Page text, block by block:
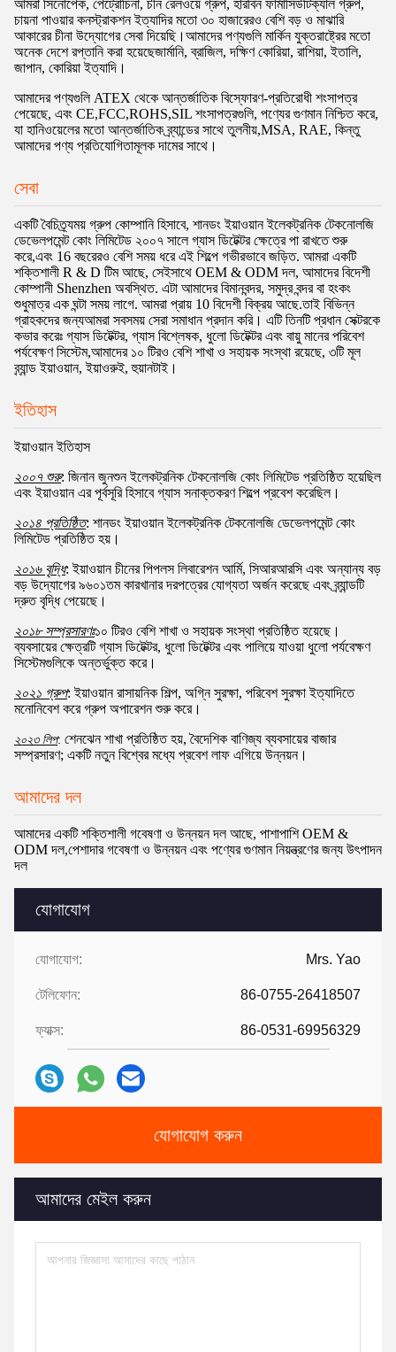
যোগাযোগ
যোগাযোগ: Mrs. Yao
টেলিফোন: 86-0755-26418507
ফ্যাক্স: 86-0531-69956329
যোগাযোগ করুন
আমাদের মেইল ​​করুন
আমরা সিনোপেক, পেট্রোচিনা, চীন রেলওয়ে গ্রুপ, হারবিন ফার্মাসিউটিক্যাল গ্রুপ,
চায়না পাওয়ার কনস্ট্রাকশন ইত্যাদির মতো ৩০ হাজারেরও বেশি বড় ও মাঝারি
আকারের চীনা উদ্যোগের সেবা দিয়েছি।আমাদের পণ্যগুলি মার্কিন যুক্তরাষ্ট্রের মতো
অনেক দেশে রপ্তানি করা হয়েছেজার্মানি, ব্রাজিল, দক্ষিণ কোরিয়া, রাশিয়া, ইতালি,
জাপান, কোরিয়া ইত্যাদি।
আমাদের পণ্যগুলি ATEX থেকে আন্তর্জাতিক বিস্ফোরণ-প্রতিরোধী শংসাপত্র
পেয়েছে, এবং CE,FCC,ROHS,SIL শংসাপত্রগুলি, পণ্যের গুণমান নিশ্চিত করে,
যা হানিওয়েলের মতো আন্তর্জাতিক ব্র্যান্ডের সাথে তুলনীয়,MSA, RAE, কিন্তু
আমাদের পণ্য প্রতিযোগিতামূলক দামের সাথে।
সেবা
একটি বৈচিত্র্যময় গ্রুপ কোম্পানি হিসাবে, শানডং ইয়াওয়ান ইলেকট্রনিক টেকনোলজি
ডেভেলপমেন্ট কোং লিমিটেড ২০০৭ সালে গ্যাস ডিটেক্টর ক্ষেত্রে পা রাখতে শুরু
করে,এবং 16 বছরেরও বেশি সময় ধরে এই শিল্পে গভীরভাবে জড়িত. আমরা একটি
শক্তিশালী R & D টিম আছে, সেইসাথে OEM & ODM দল, আমাদের বিদেশী
কোম্পানী Shenzhen অবস্থিত. এটা আমাদের বিমানবন্দর, সমুদ্র বন্দর বা হংকং
শুধুমাত্র এক ঘন্টা সময় লাগে. আমরা প্রায় 10 বিদেশী বিক্রয় আছে.তাই বিভিন্ন
গ্রাহকদের জন্যআমরা সবসময় সেরা সমাধান প্রদান করি। এটি তিনটি প্রধান সেক্টরকে
কভার করেঃ গ্যাস ডিটেক্টর, গ্যাস বিশ্লেষক, ধুলো ডিটেক্টর এবং বায়ু মানের পরিবেশ
পর্যবেক্ষণ সিস্টেম,আমাদের ১০ টিরও বেশি শাখা ও সহায়ক সংস্থা রয়েছে, ৩টি মূল
ব্র্যান্ড ইয়াওয়ান, ইয়াওরুই, হুয়ানটাই।
ইতিহাস
ইয়াওয়ান ইতিহাস
২০০৭ শুরু: জিনান জুনশুন ইলেকট্রনিক টেকনোলজি কোং লিমিটেড প্রতিষ্ঠিত হয়েছিল
এবং ইয়াওয়ান এর পূর্বসূরি হিসাবে গ্যাস সনাক্তকরণ শিল্পে প্রবেশ করেছিল।
২০১৪ প্রতিষ্ঠিত: শানডং ইয়াওয়ান ইলেকট্রনিক টেকনোলজি ডেভেলপমেন্ট কোং
লিমিটেড প্রতিষ্ঠিত হয়।
২০১৬ বৃদ্ধি: ইয়াওয়ান চীনের পিপলস লিবারেশন আর্মি, সিআরআরসি এবং অন্যান্য বড়
বড় উদ্যোগের ৯৬০১তম কারখানার দরপত্রের যোগ্যতা অর্জন করেছে এবং ব্র্যান্ডটি
দ্রুত বৃদ্ধি পেয়েছে।
২০১৮ সম্প্রসারণঃ১০ টিরও বেশি শাখা ও সহায়ক সংস্থা প্রতিষ্ঠিত হয়েছে।
ব্যবসায়ের ক্ষেত্রটি গ্যাস ডিটেক্টর, ধুলো ডিটেক্টর এবং পালিয়ে যাওয়া ধুলো পর্যবেক্ষণ
সিস্টেমগুলিকে অন্তর্ভুক্ত করে।
২০২১ গ্রুপ: ইয়াওয়ান রাসায়নিক শিল্প, অগ্নি সুরক্ষা, পরিবেশ সুরক্ষা ইত্যাদিতে
মনোনিবেশ করে গ্রুপ অপারেশন শুরু করে।
২০২৩ লিপ: শেনঝেন শাখা প্রতিষ্ঠিত হয়, বৈদেশিক বাণিজ্য ব্যবসায়ের বাজার
সম্প্রসারণ; একটি নতুন বিশ্বের মধ্যে প্রবেশ লাফ এগিয়ে উন্নয়ন।
আমাদের দল
আমাদের একটি শক্তিশালী গবেষণা ও উন্নয়ন দল আছে, পাশাপাশি OEM &
ODM দল,পেশাদার গবেষণা ও উন্নয়ন এবং পণ্যের গুণমান নিয়ন্ত্রণের জন্য উৎপাদন
দল